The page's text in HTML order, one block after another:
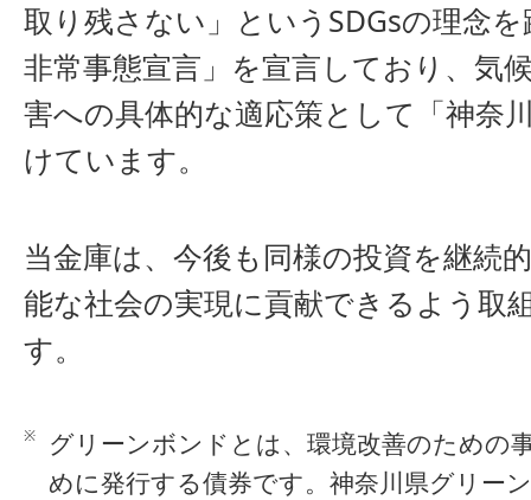
取り残さない」というSDGsの理念
非常事態宣言」を宣言しており、気
害への具体的な適応策として「神奈
けています。
当金庫は、今後も同様の投資を継続
能な社会の実現に貢献できるよう取
す。
※
グリーンボンドとは、環境改善のための
めに発行する債券です。神奈川県グリー